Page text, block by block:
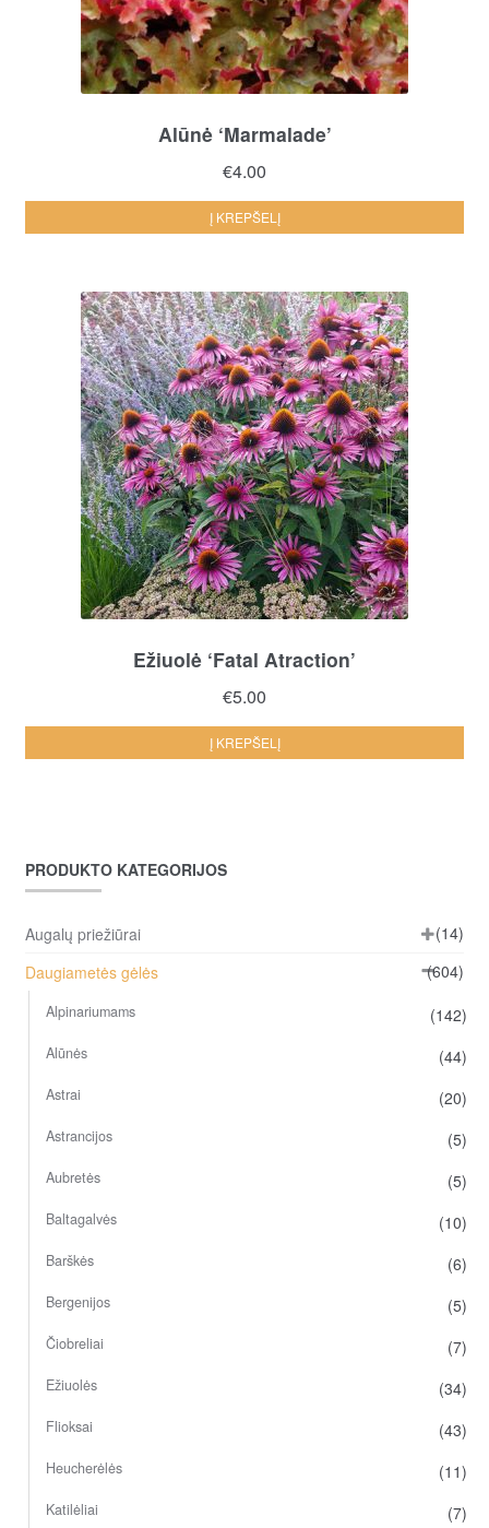
Alūnė ‘Marmalade’
€4.00
Į KREPŠELĮ
Ežiuolė ‘Fatal Atraction’
€5.00
Į KREPŠELĮ
PRODUKTO KATEGORIJOS
Augalų priežiūrai
(14)
Daugiametės gėlės
(604)
Alpinariumams (142)
Alūnės (44)
Astrai (20)
Astrancijos (5)
Aubretės (5)
Baltagalvės (10)
Barškės (6)
Bergenijos (5)
Čiobreliai (7)
Ežiuolės (34)
Flioksai (43)
Heucherėlės (11)
Katilėliai (7)